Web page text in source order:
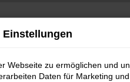
Einstellungen
zu ermöglichen und
Daten für Marketing